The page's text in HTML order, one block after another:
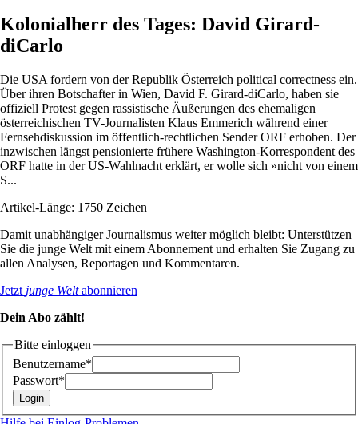
Kolonialherr des Tages: David Girard-
diCarlo
Die USA fordern von der Republik Österreich political correctness ein.
Über ihren Botschafter in Wien, David F. Girard-diCarlo, haben sie
offiziell Protest gegen rassistische Äußerungen des ehemaligen
österreichischen TV-Journalisten Klaus Emmerich während einer
Fernsehdiskussion im öffentlich-rechtlichen Sender ORF erhoben. Der
inzwischen längst pensionierte frühere Washington-Korrespondent des
ORF hatte in der US-Wahlnacht erklärt, er wolle sich »nicht von einem
S...
Artikel-Länge: 1750 Zeichen
Damit unabhängiger Journalismus weiter möglich bleibt: Unterstützen
Sie die junge Welt mit einem Abonnement und erhalten Sie Zugang zu
allen Analysen, Reportagen und Kommentaren.
Jetzt junge Weltabonnieren
Dein Abo zählt!
Bitte einloggen
Benutzername*
Passwort*